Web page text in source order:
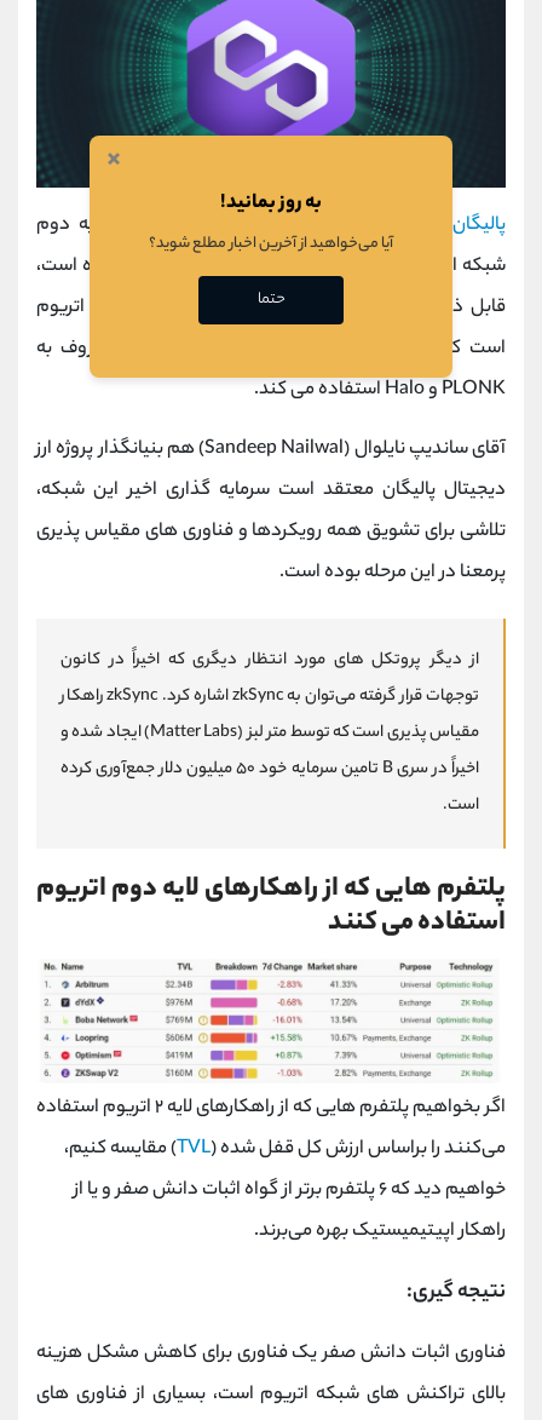
پالیگان
(MATIC) یکی از ارزشمندترین پلتفرم های لایه دوم
شبکه اتریوم به تازگی پروتکل میر (
) را خریداری کرده است،
قابل ذکر است که MIR یک استارت آپ مقیاس پذیری اتریوم
است که از دو زیر مجموعه از اثبات دانش صفر معروف به
PLONK و Halo استفاده می کند.
آقای ساندیپ نایلوال (Sandeep Nailwal) هم‌ بنیانگذار پروژه ارز
دیجیتال پالیگان معتقد است سرمایه‌ گذاری اخیر این شبکه،
تلاشی برای تشویق همه رویکردها و فناوری‌ های مقیاس‌ پذیری
پرمعنا در این مرحله بوده است.
از دیگر پروتکل‌ های مورد انتظار دیگری که اخیراً در کانون
توجهات قرار گرفته می‌توان به zkSync اشاره کرد. zkSync راهکار
مقیاس‌ پذیری است که توسط متر لبز (Matter Labs) ایجاد شده و
اخیراً در سری B تامین سرمایه خود ۵۰ میلیون دلار جمع‌آوری کرده
است.
پلتفرم هایی که از راهکارهای لایه دوم اتریوم
استفاده می کنند
اگر بخواهیم پلتفرم‌ هایی که از راهکارهای لایه ۲ اتریوم استفاده
می‌کنند را براساس ارزش کل قفل شده (TVL) مقایسه کنیم،
خواهیم دید که ۶ پلتفرم برتر از گواه اثبات دانش صفر و یا از
راهکار اپیتیمیستیک بهره می‌برند.
نتیجه گیری:
فناوری اثبات دانش صفر یک فناوری برای کاهش مشکل هزینه
بالای تراکنش های شبکه اتریوم است، بسیاری از فناوری های
×
به روز بمانید!
آیا می‌خواهید از آخرین اخبار مطلع شوید؟
حتما